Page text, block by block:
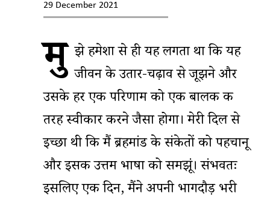
29 December 2021
मु झे हमेशा से ही यह लगता था कि यह
जीवन के उतार-चढ़ाव से जूझने और
उसके हर एक परिणाम को एक बालक की
तरह स्वीकार करने जैसा होगा। मेरी दिल से
इच्छा थी कि मैं ब्रहमांड के संकेतों को पहचानू
और इसकी उत्तम भाषा को समझूं। संभवतः
इसलिए एक दिन, मैंने अपनी भागदौड़ भरी